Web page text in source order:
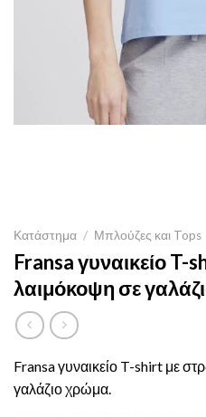
Κατάστημα / Μπλούζες και Tops
Fransa γυναικείο
λαιμόκοψη σε
Fransa γυναικείο T-shirt με
γαλάζιο χρώμα.